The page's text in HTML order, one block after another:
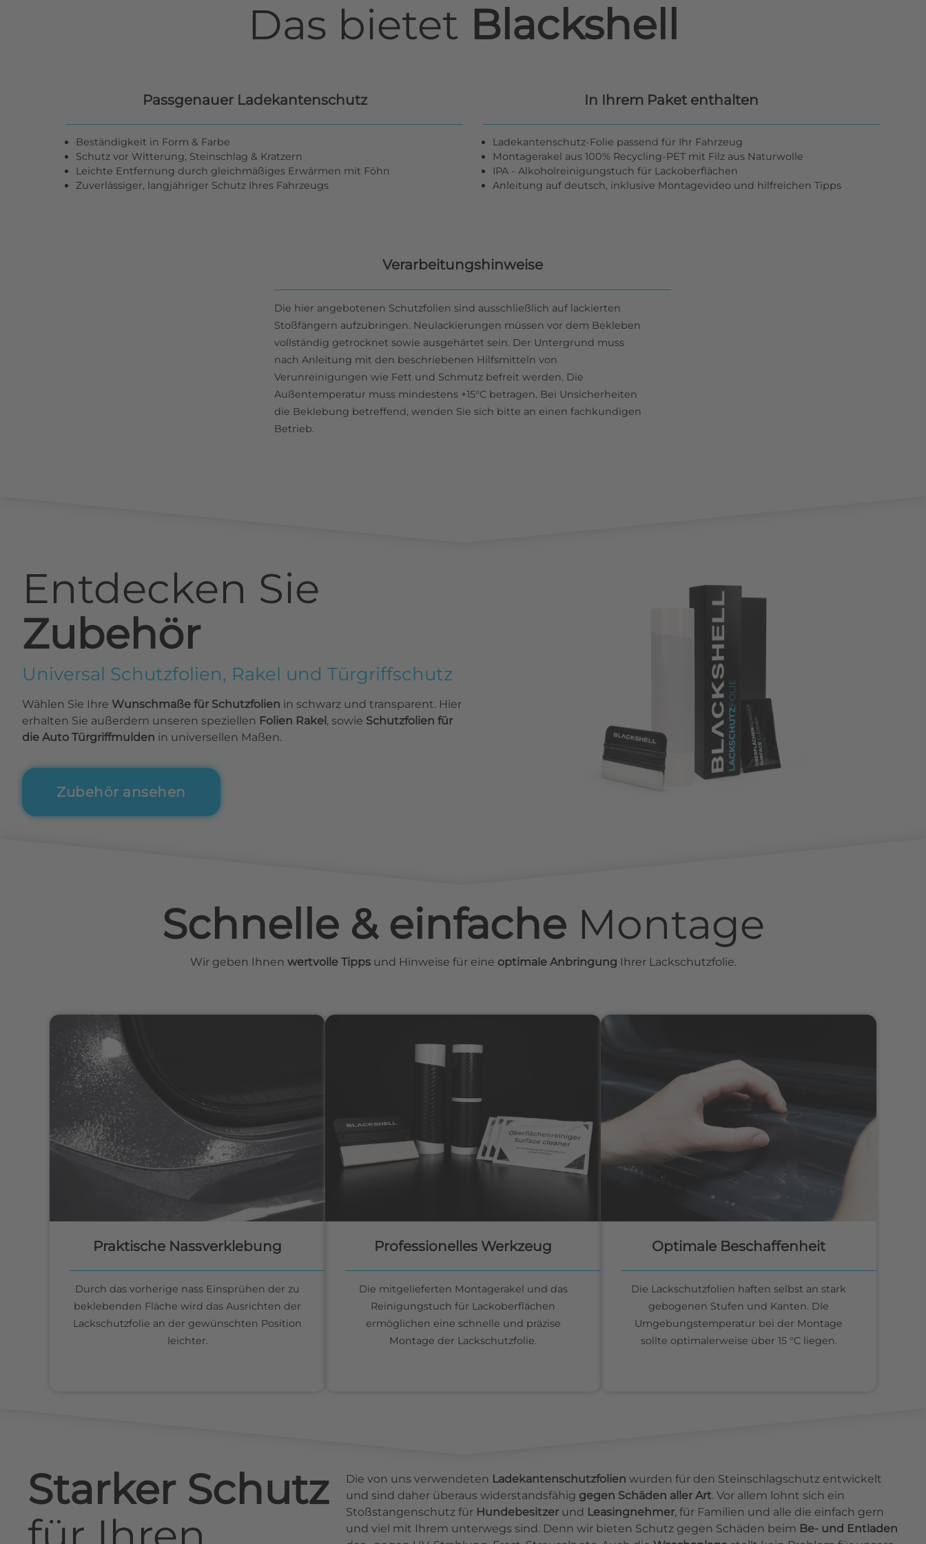
Das bietet Blackshell
Passgenauer Ladekantenschutz
Beständigkeit in Form & Farbe
Schutz vor Witterung, Steinschlag & Kratzern
Leichte Entfernung durch gleichmäßiges Erwärmen mit Föhn
Zuverlässiger, langjähriger Schutz Ihres Fahrzeugs
In Ihrem Paket enthalten
Ladekantenschutz-Folie passend für Ihr Fahrzeug
Montagerakel aus 100% Recycling-PET mit Filz aus Naturwolle
IPA - Alkoholreinigungstuch für Lackoberflächen
Anleitung auf deutsch, inklusive Montagevideo und hilfreichen Tipps
Verarbeitungshinweise
Die hier angebotenen Schutzfolien sind ausschließlich auf lackierten
Stoßfängern aufzubringen. Neulackierungen müssen vor dem Bekleben
vollständig getrocknet sowie ausgehärtet sein. Der Untergrund muss
nach Anleitung mit den beschriebenen Hilfsmitteln von
Verunreinigungen wie Fett und Schmutz befreit werden. Die
Außentemperatur muss mindestens +15°C betragen. Bei Unsicherheiten
die Beklebung betreffend, wenden Sie sich bitte an einen fachkundigen
Betrieb.
Entdecken Sie
Zubehör
Universal Schutzfolien, Rakel und Türgriffschutz
Wählen Sie Ihre Wunschmaße für Schutzfolien in schwarz und transparent. Hier
erhalten Sie außerdem unseren speziellen Folien Rakel, sowie Schutzfolien für
die Auto Türgriffmulden in universellen Maßen.
Zubehör ansehen
Schnelle & einfacheMontage
Wir geben Ihnen wertvolle Tippsund Hinweise für eine optimale Anbringung Ihrer Lackschutzfolie.
Praktische Nassverklebung
Durch das vorherige nass Einsprühen der zu
beklebenden Fläche wird das Ausrichten der
Lackschutzfolie an der gewünschten Position
leichter.
Professionelles Werkzeug
Die mitgelieferten Montagerakel und das
Reinigungstuch für Lackoberflächen
ermöglichen eine schnelle und präzise
Montage der Lackschutzfolie.
Optimale Beschaffenheit
Die Lackschutzfolien haften selbst an stark
gebogenen Stufen und Kanten. DIe
Umgebungstemperatur bei der Montage
sollte optimalerweise über 15 °C liegen.
Starker Schutz
Die von uns verwendeten Ladekantenschutzfolien wurden für den Steinschlagschutz entwickelt
und sind daher überaus widerstandsfähig gegen Schäden aller Art. Vor allem lohnt sich ein
Stoßstangenschutz für Hundebesitzerund Leasingnehmer, für Familien und alle die einfach gern
und viel mit Ihrem unterwegs sind. Denn wir bieten Schutz gegen Schäden beim Be- und Entladen